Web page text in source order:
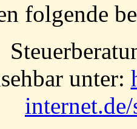
folgende
unter: